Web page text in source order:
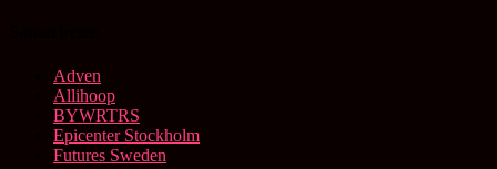
Adven
Allihoop
BYWRTRS
Epicenter Stockholm
Futures Sweden